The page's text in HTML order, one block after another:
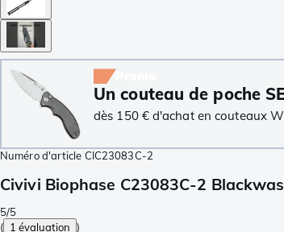
Un couteau de poche
dès 150 € d'achat en couteaux
Numéro d'article CIC23083C-2
Civivi Biophase C23083C-2
5/5
( 1 évaluation )